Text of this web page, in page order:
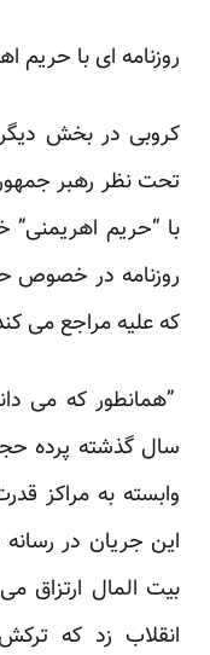
روزنامه ای با حریم
کروبی در بخش
تحت نظر رهبر
با “حریم اهریمنی”
که علیه مراجع می
”همانطور که می
سال گذشته پرده
وابسته به مراکز
این جریان در
بیت المال ارتزاق
انقلاب زد که